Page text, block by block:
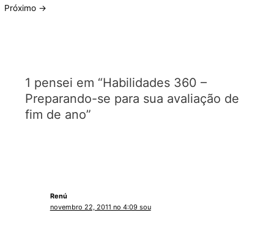
Próximo →
1 pensei em “Habilidades 360 –
Preparando-se para sua avaliação de
fim de ano”
Renú
novembro 22, 2011 no 4:09 sou